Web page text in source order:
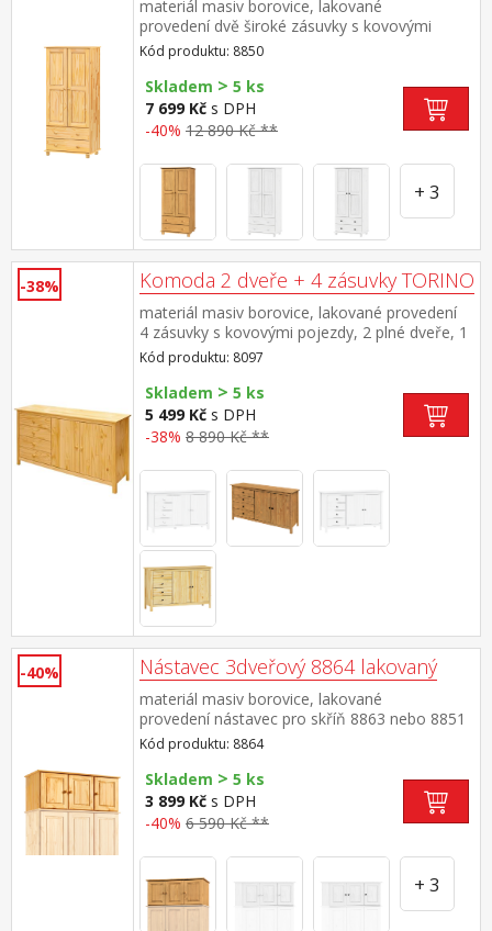
materiál masiv borovice, lakované
provedení dvě široké zásuvky s kovovými
pojezdy v horní části šatní tyč a 3
police doporučený nástavec 8861
Kód produktu: 8850
Skladem > 5 ks
7 699 Kč s DPH
-40% 12 890 Kč **
+ 3
-38% Komoda 2 dveře + 4 zásuvky TORINO
materiál masiv borovice, lakované provedení
4 zásuvky s kovovými pojezdy, 2 plné dveře, 1
police
Kód produktu: 8097
Skladem > 5 ks
5 499 Kč s DPH
-38% 8 890 Kč **
-40% Nástavec 3dveřový 8864 lakovaný
materiál masiv borovice, lakované
provedení nástavec pro skříň 8863 nebo 8851
Kód produktu: 8864
Skladem > 5 ks
3 899 Kč s DPH
-40% 6 590 Kč **
+ 3